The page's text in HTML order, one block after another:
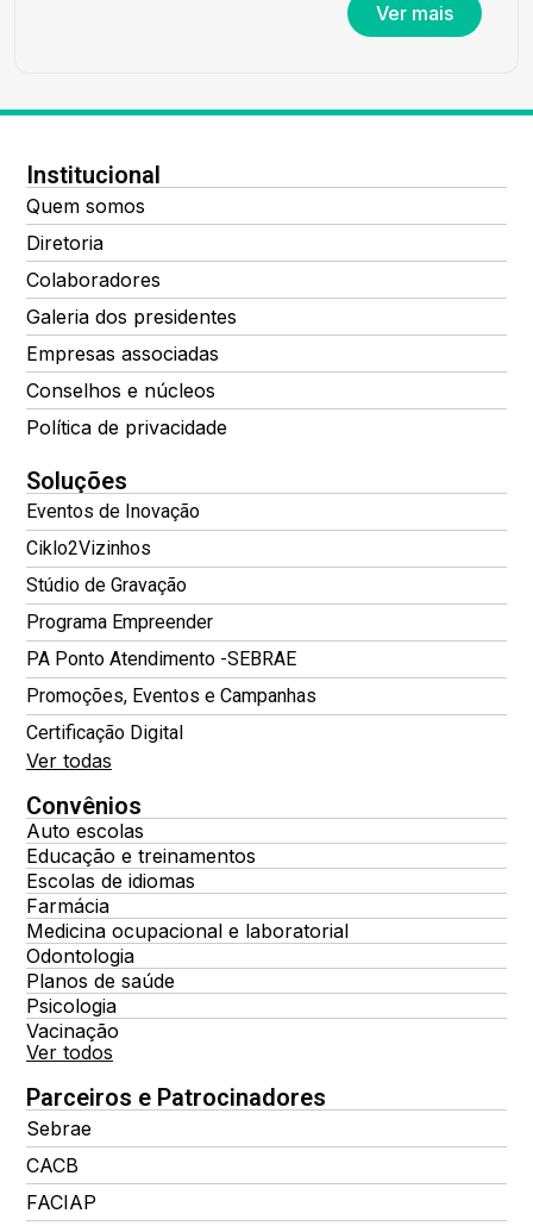
Ver mais
Institucional
Quem somos
Diretoria
Colaboradores
Galeria dos presidentes
Empresas associadas
Conselhos e núcleos
Política de privacidade
Soluções
Eventos de Inovação
Ciklo2Vizinhos
Stúdio de Gravação
Programa Empreender
PA Ponto Atendimento -SEBRAE
Promoções, Eventos e Campanhas
Certificação Digital
Ver todas
Convênios
Auto escolas
Educação e treinamentos
Escolas de idiomas
Farmácia
Medicina ocupacional e laboratorial
Odontologia
Planos de saúde
Psicologia
Vacinação
Ver todos
Parceiros e Patrocinadores
Sebrae
CACB
FACIAP